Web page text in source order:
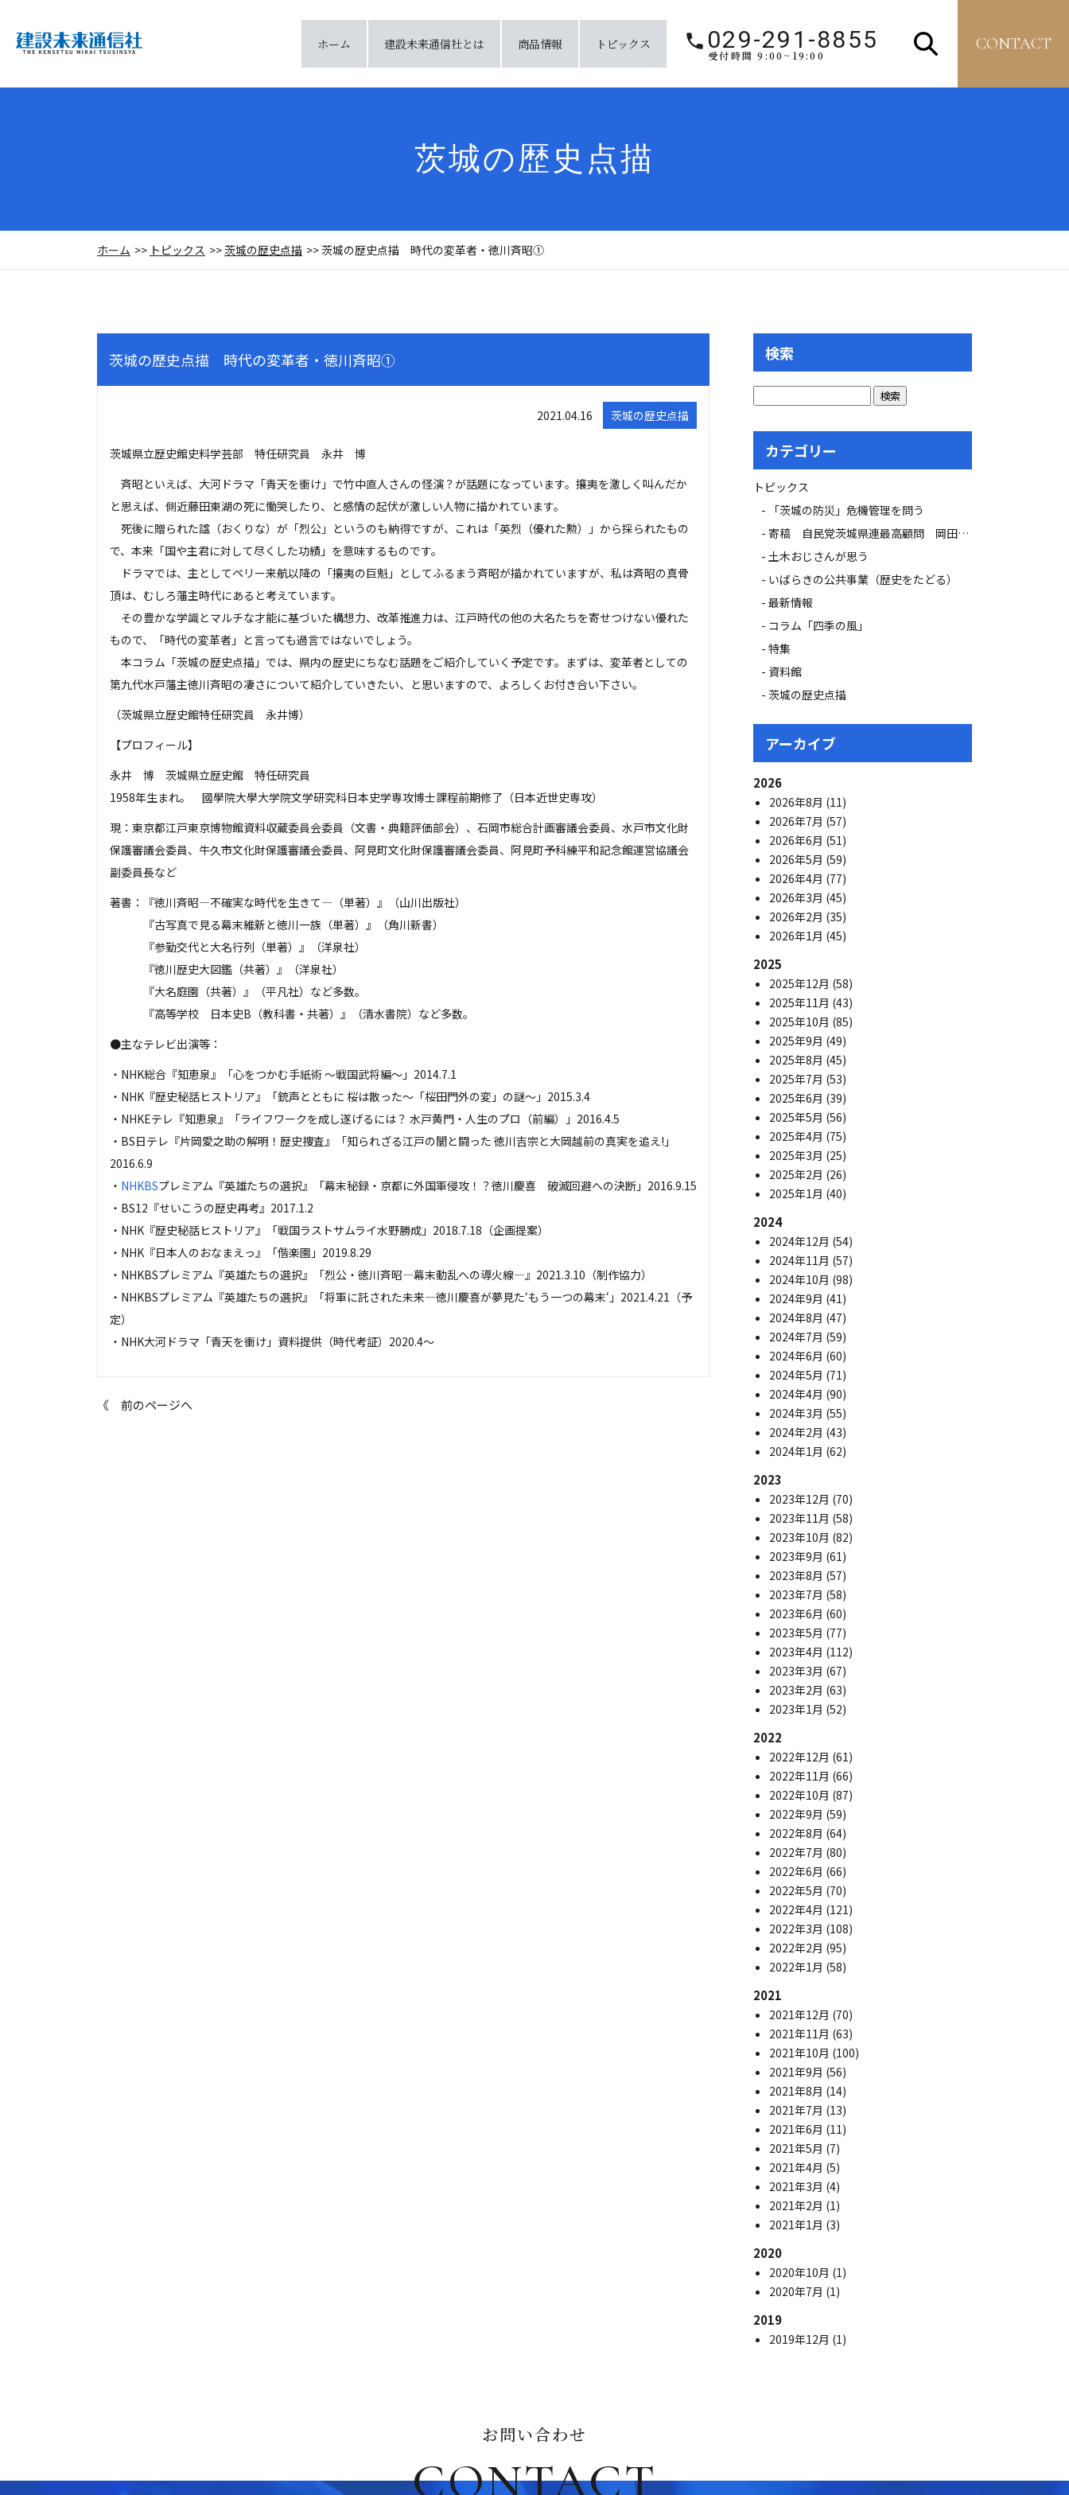
ホーム 建設未来通信社とは 商品情報 トピックス 029-291-8855
受付時間 9:00~19:00
CONTACT
茨城の歴史点描
ホーム トピックス 茨城の歴史点描 茨城の歴史点描 時代の変革者・徳川斉昭①
茨城の歴史点描 時代の変革者・徳川斉昭①
2021.04.16 茨城の歴史点描
茨城県立歴史館史料学芸部 特任研究員 永井 博
斉昭といえば、大河ドラマ「青天を衝け」で竹中直人さんの怪演？が話題になっています。攘夷を激しく叫んだか
と思えば、側近藤田東湖の死に慟哭したり、と感情の起伏が激しい人物に描かれています。
死後に贈られた諡（おくりな）が「烈公」というのも納得ですが、これは「英烈（優れた勲）」から採られたもの
で、本来「国や主君に対して尽くした功績」を意味するものです。
ドラマでは、主としてペリー来航以降の「攘夷の巨魁」としてふるまう斉昭が描かれていますが、私は斉昭の真骨
頂は、むしろ藩主時代にあると考えています。
その豊かな学識とマルチな才能に基づいた構想力、改革推進力は、江戸時代の他の大名たちを寄せつけない優れた
もので、「時代の変革者」と言っても過言ではないでしょう。
本コラム「茨城の歴史点描」では、県内の歴史にちなむ話題をご紹介していく予定です。まずは、変革者としての
第九代水戸藩主徳川斉昭の凄さについて紹介していきたい、と思いますので、よろしくお付き合い下さい。
（茨城県立歴史館特任研究員 永井博）
【プロフィール】
永井 博 茨城県立歴史館 特任研究員
1958年生まれ。 國學院大學大学院文学研究科日本史学専攻博士課程前期修了（日本近世史専攻）
現：東京都江戸東京博物館資料収蔵委員会委員（文書・典籍評価部会）、石岡市総合計画審議会委員、水戸市文化財
保護審議会委員、牛久市文化財保護審議会委員、阿見町文化財保護審議会委員、阿見町予科練平和記念館運営協議会
副委員長など
著書：『徳川斉昭―不確実な時代を生きて―（単著）』（山川出版社）
『古写真で見る幕末維新と徳川一族（単著）』（角川新書）
『参勤交代と大名行列（単著）』（洋泉社）
『徳川歴史大図鑑（共著）』（洋泉社）
『大名庭園（共著）』（平凡社）など多数。
『高等学校 日本史B（教科書・共著）』（清水書院）など多数。
●主なテレビ出演等：
・NHK総合『知恵泉』「心をつかむ手紙術 ～戦国武将編～」2014.7.1
・NHK『歴史秘話ヒストリア』「銃声とともに 桜は散った～「桜田門外の変」の謎～」2015.3.4
・NHKEテレ『知恵泉』「ライフワークを成し遂げるには？ 水戸黄門・人生のプロ（前編）」2016.4.5
・BS日テレ『片岡愛之助の解明！歴史捜査』「知られざる江戸の闇と闘った 徳川吉宗と大岡越前の真実を追え!」
2016.6.9
・ NHKBSプレミアム『英雄たちの選択』「幕末秘録・京都に外国軍侵攻！？徳川慶喜 破滅回避への決断」2016.9.15
・BS12『せいこうの歴史再考』2017.1.2
・NHK『歴史秘話ヒストリア』「戦国ラストサムライ水野勝成」2018.7.18（企画提案）
・NHK『日本人のおなまえっ』「偕楽園」2019.8.29
・NHKBSプレミアム『英雄たちの選択』「烈公・徳川斉昭―幕末動乱への導火線―』2021.3.10（制作協力）
・NHKBSプレミアム『英雄たちの選択』「将軍に託された未来―徳川慶喜が夢見た‘もう一つの幕末‘」2021.4.21（予
定）
・NHK大河ドラマ「青天を衝け」資料提供（時代考証）2020.4～
《 前のページへ
検索
カテゴリー
トピックス
「茨城の防災」危機管理を問う
寄稿 自民党茨城県連最高顧問 岡田 広氏
土木おじさんが思う
いばらきの公共事業（歴史をたどる）
最新情報
コラム「四季の風」
特集
資料館
茨城の歴史点描
アーカイブ
2026
2026年8月 (11)
2026年7月 (57)
2026年6月 (51)
2026年5月 (59)
2026年4月 (77)
2026年3月 (45)
2026年2月 (35)
2026年1月 (45)
2025
2025年12月 (58)
2025年11月 (43)
2025年10月 (85)
2025年9月 (49)
2025年8月 (45)
2025年7月 (53)
2025年6月 (39)
2025年5月 (56)
2025年4月 (75)
2025年3月 (25)
2025年2月 (26)
2025年1月 (40)
2024
2024年12月 (54)
2024年11月 (57)
2024年10月 (98)
2024年9月 (41)
2024年8月 (47)
2024年7月 (59)
2024年6月 (60)
2024年5月 (71)
2024年4月 (90)
2024年3月 (55)
2024年2月 (43)
2024年1月 (62)
2023
2023年12月 (70)
2023年11月 (58)
2023年10月 (82)
2023年9月 (61)
2023年8月 (57)
2023年7月 (58)
2023年6月 (60)
2023年5月 (77)
2023年4月 (112)
2023年3月 (67)
2023年2月 (63)
2023年1月 (52)
2022
2022年12月 (61)
2022年11月 (66)
2022年10月 (87)
2022年9月 (59)
2022年8月 (64)
2022年7月 (80)
2022年6月 (66)
2022年5月 (70)
2022年4月 (121)
2022年3月 (108)
2022年2月 (95)
2022年1月 (58)
2021
2021年12月 (70)
2021年11月 (63)
2021年10月 (100)
2021年9月 (56)
2021年8月 (14)
2021年7月 (13)
2021年6月 (11)
2021年5月 (7)
2021年4月 (5)
2021年3月 (4)
2021年2月 (1)
2021年1月 (3)
2020
2020年10月 (1)
2020年7月 (1)
2019
2019年12月 (1)
お問い合わせ
CONTACT